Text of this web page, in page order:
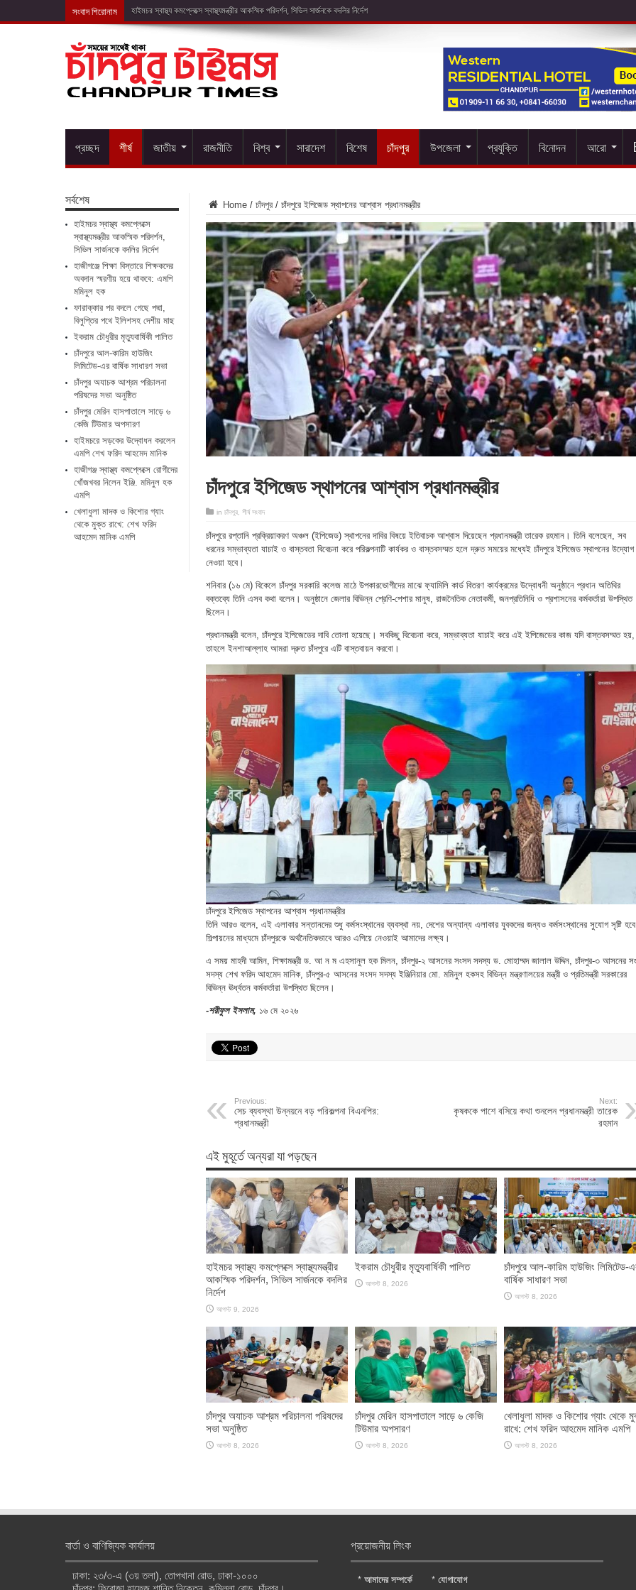
সংবাদ শিরোনাম হাজীগঞ্জে শিক্ষা বি
প্রচ্ছদ শীর্ষ জাতীয় রাজনীতি বিশ্ব সারাদেশ বিশেষ চাঁদপুর উপজেলা প্রযুক্তি বিনোদন আরো
Home / চাঁদপুর / চাঁদপুরে ইপিজেড স্থাপনের আশ্বাস প্রধানমন্ত্রীর
চাঁদপুরে ইপিজেড স্থাপনের আশ্বাস প্রধানমন্ত্রীর
in চাঁদপুর শীর্ষ সংবাদ
চাঁদপুরে রপ্তানি প্রক্রিয়াকরণ অঞ্চল (ইপিজেড) স্থাপনের দাবির বিষয়ে ইতিবাচক আশ্বাস দিয়েছেন প্রধানমন্ত্রী তারেক রহমান। তিনি বলেছেন, সব
ধরনের সম্ভাব্যতা যাচাই ও বাস্তবতা বিবেচনা করে পরিকল্পনাটি কার্যকর ও বাস্তবসম্মত হলে দ্রুত সময়ের মধ্যেই চাঁদপুরে ইপিজেড স্থাপনের উদ্যোগ
নেওয়া হবে।
শনিবার (১৬ মে) বিকেলে চাঁদপুর সরকারি কলেজ মাঠে উপকারভোগীদের মাঝে ফ্যামিলি কার্ড বিতরণ কার্যক্রমের উদ্বোধনী অনুষ্ঠানে প্রধান অতিথির
বক্তব্যে তিনি এসব কথা বলেন। অনুষ্ঠানে জেলার বিভিন্ন শ্রেণি-পেশার মানুষ, রাজনৈতিক নেতাকর্মী, জনপ্রতিনিধি ও প্রশাসনের কর্মকর্তারা উপস্থিত
ছিলেন।
প্রধানমন্ত্রী বলেন, চাঁদপুরে ইপিজেডের দাবি তোলা হয়েছে। সবকিছু বিবেচনা করে, সম্ভাব্যতা যাচাই করে এই ইপিজেডের কাজ যদি বাস্তবসম্মত হয়,
তাহলে ইনশাআল্লাহ আমরা দ্রুত চাঁদপুরে এটি বাস্তবায়ন করবো।
চাঁদপুরে ইপিজেড স্থাপনের আশ্বাস প্রধানমন্ত্রীর
তিনি আরও বলেন, এই এলাকার সন্তানদের শুধু কর্মসংস্থানের ব্যবস্থা নয়, দেশের অন্যান্য এলাকার যুবকদের জন্যও কর্মসংস্থানের সুযোগ সৃষ্টি
শিল্পায়নের মাধ্যমে চাঁদপুরকে অর্থনৈতিকভাবে আরও এগিয়ে নেওয়াই আমাদের লক্ষ্য।
এ সময় মাহদী আমিন, শিক্ষামন্ত্রী ড. আ ন ম এহসানুল হক মিলন, চাঁদপুর-২ আসনের সংসদ সদস্য ড. মোহাম্মদ জালাল উদ্দিন, চাঁদপুর-৩ আসনের
সদস্য শেখ ফরিদ আহমেদ মানিক, চাঁদপুর-৫ আসনের সংসদ সদস্য ইঞ্জিনিয়ার মো. মমিনুল হকসহ বিভিন্ন মন্ত্রণালয়ের মন্ত্রী ও প্রতিমন্ত্রী সরকারের
বিভিন্ন ঊর্ধ্বতন কর্মকর্তারা উপস্থিত ছিলেন।
-শরীফুল ইসলাম, ১৬ মে ২০২৬
Previous:
সেচ ব্যবস্থা উন্নয়নে বড় পরিকল্পনা বিএনপির:
প্রধানমন্ত্রী
Next:
কৃষককে পাশে বসিয়ে কথা শুনলেন প্রধানমন্ত্রী তারেক
রহমান
এই মুহূর্তে অন্যরা যা পড়ছেন
হাইমচর স্বাস্থ্য কমপ্লেক্সে স্বাস্থ্যমন্ত্রীর
আকস্মিক পরিদর্শন, সিভিল সার্জনকে বদলির
নির্দেশ
আগস্ট 9, 2026
ইকরাম চৌধুরীর মৃত্যুবার্ষিকী পালিত
আগস্ট 8, 2026
চাঁদপুরে আল-কারিম হাউজিং লিমিটেড-
বার্ষিক সাধারণ সভা
আগস্ট 8, 2026
চাঁদপুর অযাচক আশ্রম পরিচালনা পরিষদের
সভা অনুষ্ঠিত
আগস্ট 8, 2026
চাঁদপুর মেরিন হাসপাতালে সাড়ে ৬ কেজি
টিউমার অপসারণ
আগস্ট 8, 2026
খেলাধুলা মাদক ও কিশোর গ্যাং থেকে
রাখে: শেখ ফরিদ আহমেদ মানিক এমপি
আগস্ট 8, 2026
সর্বশেষ
হাইমচর স্বাস্থ্য কমপ্লেক্সে
স্বাস্থ্যমন্ত্রীর আকস্মিক পরিদর্শন,
সিভিল সার্জনকে বদলির নির্দেশ
হাজীগঞ্জে শিক্ষা বিস্তারে শিক্ষকদের
অবদান স্মরণীয় হয়ে থাকবে: এমপি
মমিনুল হক
ফারাক্কার পর বদলে গেছে পদ্মা,
বিলুপ্তির পথে ইলিশসহ দেশীয় মাছ
ইকরাম চৌধুরীর মৃত্যুবার্ষিকী পালিত
চাঁদপুরে আল-কারিম হাউজিং
লিমিটেড-এর বার্ষিক সাধারণ সভা
চাঁদপুর অযাচক আশ্রম পরিচালনা
পরিষদের সভা অনুষ্ঠিত
চাঁদপুর মেরিন হাসপাতালে সাড়ে ৬
কেজি টিউমার অপসারণ
হাইমচরে সড়কের উদ্বোধন করলেন
এমপি শেখ ফরিদ আহমেদ মানিক
হাজীগঞ্জ স্বাস্থ্য কমপ্লেক্সে রোগীদের
খোঁজখবর নিলেন ইঞ্জি. মমিনুল হক
এমপি
খেলাধুলা মাদক ও কিশোর গ্যাং
থেকে মুক্ত রাখে: শেখ ফরিদ
আহমেদ মানিক এমপি
বার্তা ও বাণিজ্যিক কার্যালয়
ঢাকা: ২৩/৩-এ (৩য় তলা), তোপখানা রোড, ঢাকা-১০০০
প্রয়োজনীয় লিংক
*আমাদের সম্পর্কে *যোগাযোগ